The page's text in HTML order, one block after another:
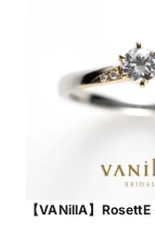
【VANillA】